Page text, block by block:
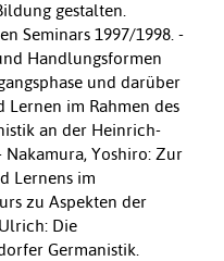
gestalten.
Seminars 1997/1998. -
Handlungsformen
und darüber
Lernen im Rahmen des
an der Heinrich-
Yoshiro: Zur
Lernens im
zu Aspekten der
Die
Germanistik.